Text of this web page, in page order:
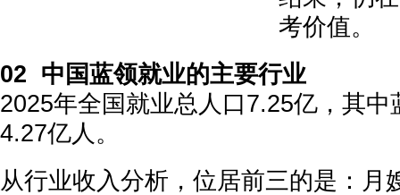
考价值。
02 中国蓝领就业的主要行业
2025年全国就业总人口7.25亿，其中
4.27亿人。
从行业收入分析，位居前三的是：月